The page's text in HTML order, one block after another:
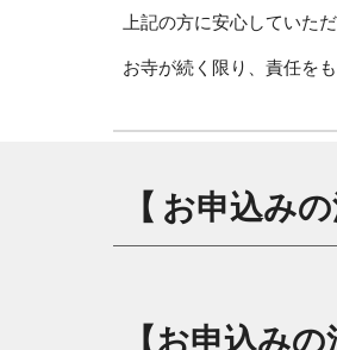
上記の方に安心していた
お寺が続く限り、責任を
【 お申込み
【お申込み